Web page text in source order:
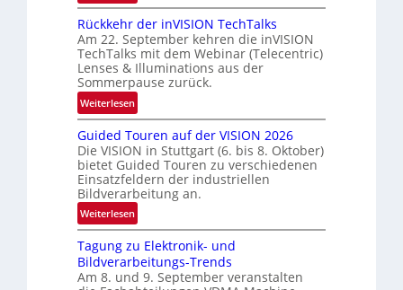
U
n
b
e
g
r
e
z
t
e
M
ö
g
l
i
c
Rückkehr der inVISION TechTalks
Am 22. September kehren die inVISION
TechTalks mit dem Webinar (Telecentric)
Lenses & Illuminations aus der
Sommerpause zurück.
Weiterlesen:
R
ü
c
k
k
e
h
d
e
Guided Touren auf der VISION 2026
Die VISION in Stuttgart (6. bis 8. Oktober)
bietet Guided Touren zu verschiedenen
Einsatzfeldern der industriellen
Bildverarbeitung an.
Weiterlesen:
G
u
i
d
Tagung zu Elektronik- und
Bildverarbeitungs-Trends
Am 8. und 9. September veranstalten